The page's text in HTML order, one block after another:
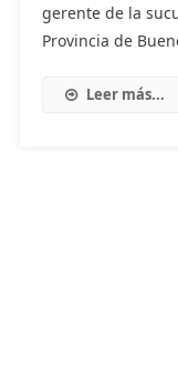
gerente de la
Provincia de
Leer más...